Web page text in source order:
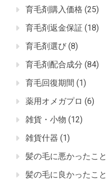
育毛剤購入価格 (25)
育毛剤返金保証 (18)
育毛剤選び (8)
育毛剤配合成分 (84)
育毛回復期間 (1)
薬用オメガプロ (6)
雑貨・小物 (12)
雑貨什器 (1)
髪の毛に悪かったこと
髪の毛に良かったこと